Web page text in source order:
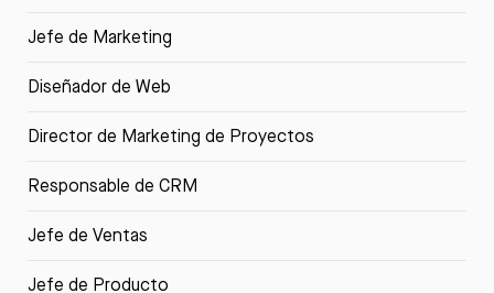
Jefe de Marketing
Diseñador de Web
Director de Marketing de Proyectos
Responsable de CRM
Jefe de Ventas
Jefe de Producto